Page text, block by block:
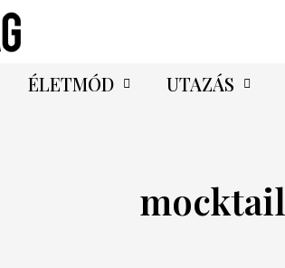
ÉLETMÓD UTAZÁS
mocktail